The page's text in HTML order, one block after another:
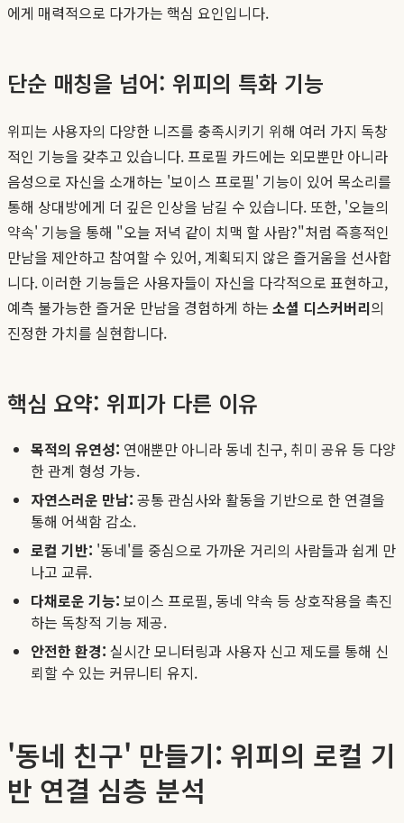
에게 매력적으로 다가가는 핵심 요인입니다.
단순 매칭을 넘어: 위피의 특화 기능
위피는 사용자의 다양한 니즈를 충족시키기 위해 여러 가지 독창
적인 기능을 갖추고 있습니다. 프로필 카드에는 외모뿐만 아니라
음성으로 자신을 소개하는 '보이스 프로필' 기능이 있어 목소리를
통해 상대방에게 더 깊은 인상을 남길 수 있습니다. 또한, '오늘의
약속' 기능을 통해 "오늘 저녁 같이 치맥 할 사람?"처럼 즉흥적인
만남을 제안하고 참여할 수 있어, 계획되지 않은 즐거움을 선사합
니다. 이러한 기능들은 사용자들이 자신을 다각적으로 표현하고,
예측 불가능한 즐거운 만남을 경험하게 하는 소셜 디스커버리의
진정한 가치를 실현합니다.
핵심 요약: 위피가 다른 이유
목적의 유연성: 연애뿐만 아니라 동네 친구, 취미 공유 등 다양
한 관계 형성 가능.
자연스러운 만남: 공통 관심사와 활동을 기반으로 한 연결을
통해 어색함 감소.
로컬 기반: '동네'를 중심으로 가까운 거리의 사람들과 쉽게 만
나고 교류.
다채로운 기능: 보이스 프로필, 동네 약속 등 상호작용을 촉진
하는 독창적 기능 제공.
안전한 환경: 실시간 모니터링과 사용자 신고 제도를 통해 신
뢰할 수 있는 커뮤니티 유지.
'동네 친구' 만들기: 위피의 로컬 기
반 연결 심층 분석